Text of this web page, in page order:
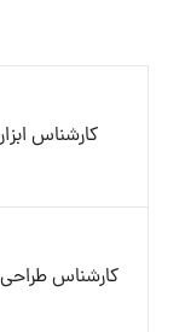
کارشناس
کارشناس